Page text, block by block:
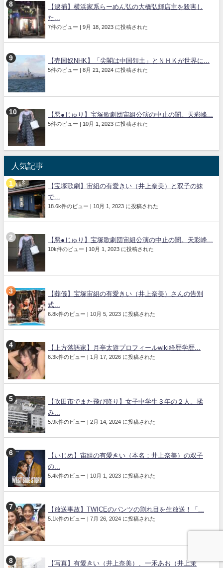
【逮捕】横浜家系らーめん弘の大橋弘輝店主を殺害し
た...
7件のビュー | 9月 18, 2023 に投稿された
【売国奴NHK】「尖閣は中国領土」とＮＨＫが世界に...
5件のビュー | 8月 21, 2024 に投稿された
【悪●じゅり】宝塚歌劇団宙組公演の中止の闇。天彩峰...
5件のビュー | 10月 1, 2023 に投稿された
人気記事
【宝塚歌劇】宙組の有愛きい（井上奈美）と双子の妹
で...
18.6k件のビュー | 10月 1, 2023 に投稿された
【悪●じゅり】宝塚歌劇団宙組公演の中止の闇。天彩峰...
10k件のビュー | 10月 1, 2023 に投稿された
【葬儀】宝塚宙組の有愛きい（井上奈美）さんの告別
式...
6.8k件のビュー | 10月 5, 2023 に投稿された
【上方落語家】月亭太遊プロフィールwiki経歴学歴...
6.3k件のビュー | 1月 17, 2026 に投稿された
【吹田市でまた飛び降り】女子中学生３年の２人。揉
み...
5.9k件のビュー | 2月 14, 2024 に投稿された
【いじめ】宙組の有愛きい（本名：井上奈美）の双子
の...
5.4k件のビュー | 10月 1, 2023 に投稿された
【放送事故】TWICEのパンツの割れ目を生放送！「...
5.1k件のビュー | 7月 26, 2024 に投稿された
【写真】有愛きい（井上奈美）、一禾あお（井上茉